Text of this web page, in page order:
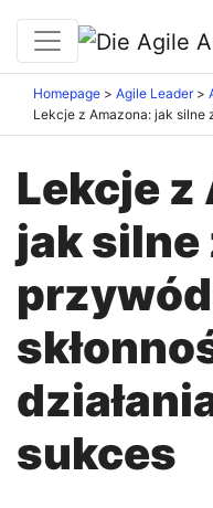
Homepage Agile Leader
Lekcje z
jak silne
sukces